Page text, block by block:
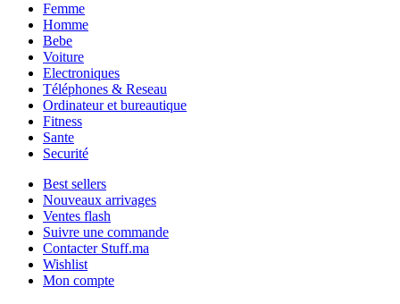
Femme
Homme
Bebe
Voiture
Electroniques
Téléphones & Reseau
Ordinateur et bureautique
Fitness
Sante
Securité
Best sellers
Nouveaux arrivages
Ventes flash
Suivre une commande
Contacter Stuff.ma
Wishlist
Mon compte